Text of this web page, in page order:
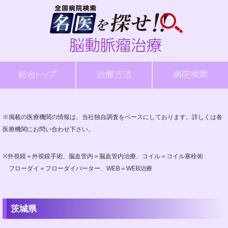
※掲載の医療機関の情報は、当社独自調査をベースにしております。詳しくは各
医療機関にお問い合わせ下さい。
※外視鏡＝外視鏡手術、脳血管内＝脳血管内治療、コイル＝コイル塞栓術
フローダイ＝フローダイバーター、WEB＝WEB治療
茨城県